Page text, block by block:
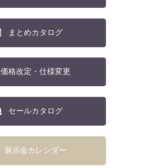
まとめカタログ
価格改定・仕様変更
セールカタログ
展示会カレンダー